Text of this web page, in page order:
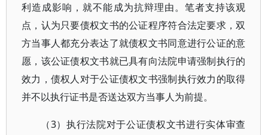
利造成影响，就不能成为抗辩理由。笔者支持该观
点，认为只要债权文书的公证程序符合法定要求，双
方当事人都充分表达了就债权文书同意进行公证的意
愿，该公证债权文书就已具有向法院申请强制执行的
效力，债权人对于公证债权文书强制执行效力的取得
并不以执行证书是否送达双方当事人为前提。
（3）执行法院对于公证债权文书进行实体审查